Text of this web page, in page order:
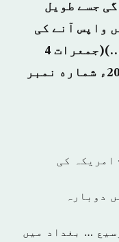
جسے طویل
واپس آنے کی
ضرورت پر اٹھایا گیا ہے۔ (…)(جمعرات 4
صفر 1441 ہجرى/ 3 اکتوبر 2019ء شماره نمبر
امریکہ کی
دوبارہ
… بغداد میں